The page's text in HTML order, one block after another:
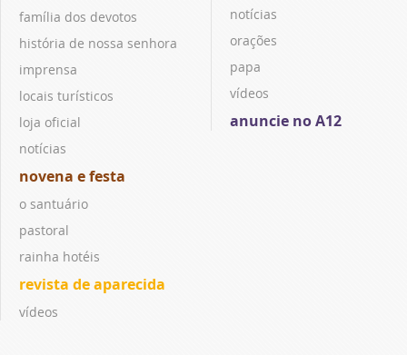
família dos devotos
história de nossa senhora
imprensa
locais turísticos
loja oficial
notícias
novena e festa
o santuário
pastoral
rainha hotéis
revista de aparecida
vídeos
notícias
orações
papa
vídeos
anuncie no A12